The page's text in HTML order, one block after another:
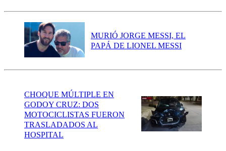
MURIÓ JORGE MESSI, EL
PAPÁ DE LIONEL MESSI
CHOQUE MÚLTIPLE EN
GODOY CRUZ: DOS
MOTOCICLISTAS FUERON
TRASLADADOS AL
HOSPITAL